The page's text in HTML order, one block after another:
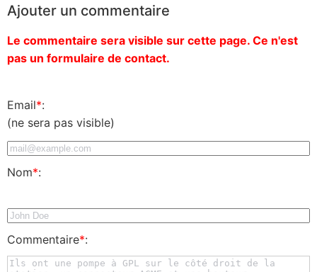
Ajouter un commentaire
Le commentaire sera visible sur cette page. Ce n'est
pas un formulaire de contact.
Email*:
(ne sera pas visible)
Nom*:
Commentaire*: